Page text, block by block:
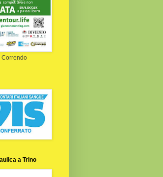
Correndo
a Trino